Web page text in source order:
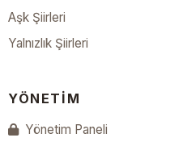
Aşk Şiirleri
Yalnızlık Şiirleri
YÖNETIM
Yönetim Paneli